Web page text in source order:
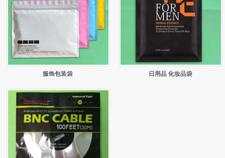
服饰包装袋 日用品 化妆品袋